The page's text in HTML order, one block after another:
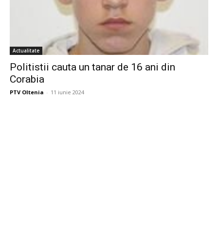
Actualitate
Politistii cauta un tanar de 16 ani din
Corabia
PTV Oltenia - 11 iunie 2024